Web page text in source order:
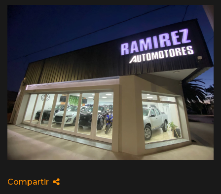
Compartir